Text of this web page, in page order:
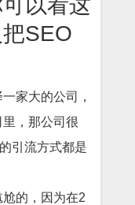
以看这
SEO
家大的公司，
，那公司很
引流方式都是
的，因为在2